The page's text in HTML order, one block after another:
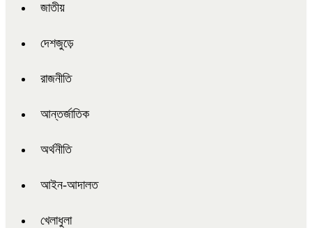
জাতীয়
দেশজুড়ে
রাজনীতি
আন্তর্জাতিক
অর্থনীতি
আইন-আদালত
খেলাধুলা